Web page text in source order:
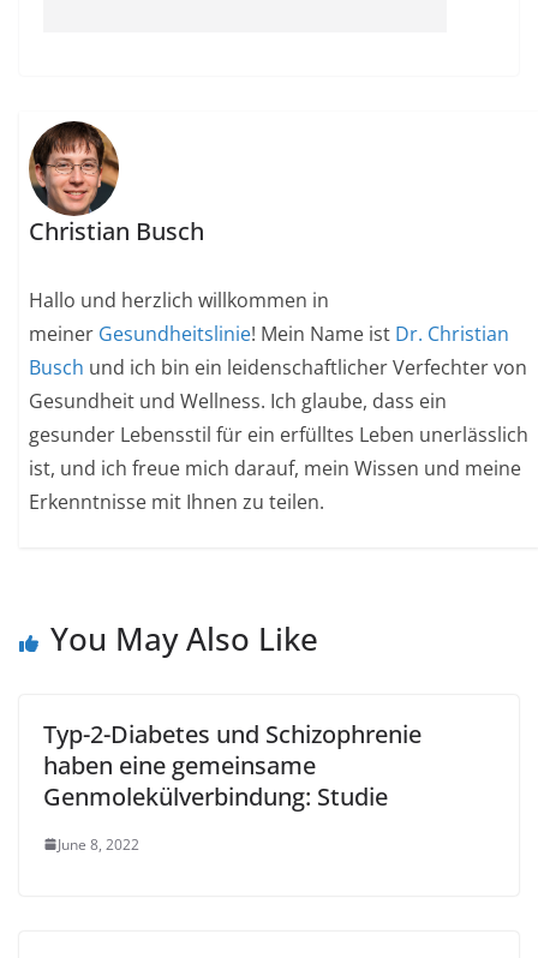
Christian Busch
Hallo und herzlich willkommen in
meiner Gesundheitslinie! Mein Name ist Dr. Christian
Busch und ich bin ein leidenschaftlicher Verfechter von
Gesundheit und Wellness. Ich glaube, dass ein
gesunder Lebensstil für ein erfülltes Leben unerlässlich
ist, und ich freue mich darauf, mein Wissen und meine
Erkenntnisse mit Ihnen zu teilen.
You May Also Like
Typ-2-Diabetes und Schizophrenie
haben eine gemeinsame
Genmolekülverbindung: Studie
June 8, 2022